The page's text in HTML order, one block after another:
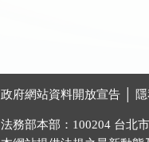
政府網站資料開放宣告
法務部本部：100204 台北